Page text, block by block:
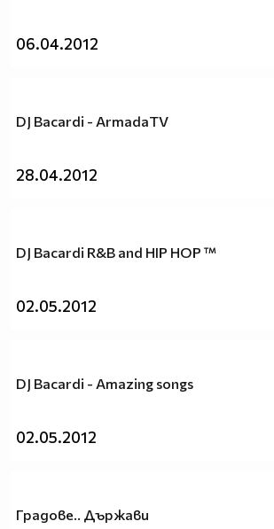
06.04.2012
DJ Bacardi - ArmadaTV
28.04.2012
DJ Bacardi R&B and HIP HOP ™
02.05.2012
DJ Bacardi - Amazing songs
02.05.2012
Градове.. Държави